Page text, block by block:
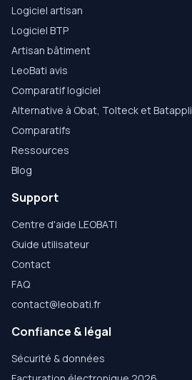
Logiciel artisan
Logiciel BTP
Artisan bâtiment
LeoBati avis
Comparatif logiciel
Alternative à Obat, Tolteck et Batappli
Comparatifs
Ressources
Blog
Support
Centre d'aide LEOBATI
Guide utilisateur
Contact
FAQ
contact@leobati.fr
Confiance & légal
Sécurité & données